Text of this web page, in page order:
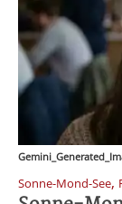
Sonne-Mond-See,